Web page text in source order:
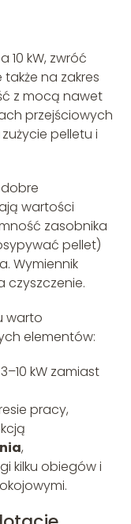
kW, zwróć
na zakres
z mocą nawet
przejściowych
pelletu i
wartości
zasobnika
pellet)
Wymiennik
czyszczenie.
warto
elementów:
kW zamiast
pracy,
,
kilku obiegów i